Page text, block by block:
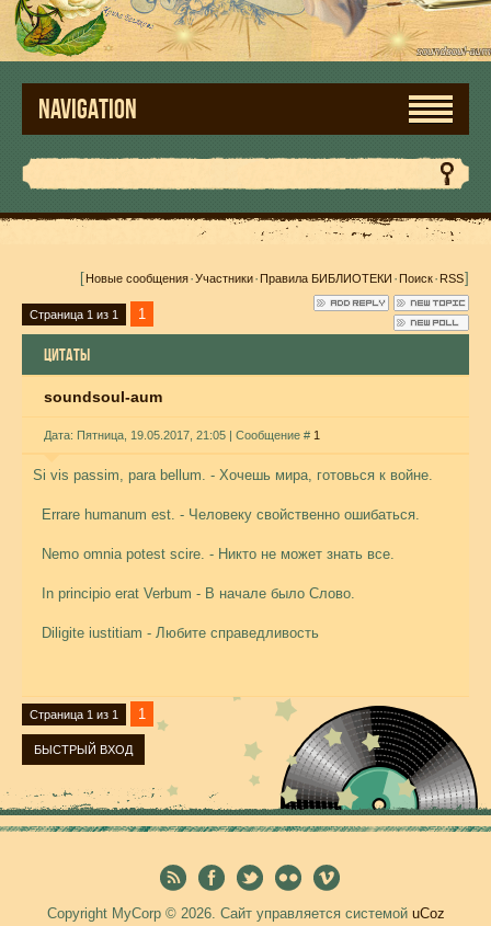
NAVIGATION
[Новые сообщения·Участники·Правила БИБЛИОТЕКИ·Поиск·RSS]
Страница 1 из 1 1
ЦИТАТЫ
soundsoul-aum
Дата: Пятница, 19.05.2017, 21:05 | Сообщение # 1
Si vis passim, para bellum. - Хочешь мира, готовься к войне.
Errare humanum est. - Человеку свойственно ошибаться.
Nemo omnia potest scire. - Никто не может знать все.
In principio erat Verbum - В начале было Слово.
Diligite iustitiam - Любите справедливость
Страница 1 из 1 1
Copyright MyCorp © 2026. Сайт управляется системой uCoz